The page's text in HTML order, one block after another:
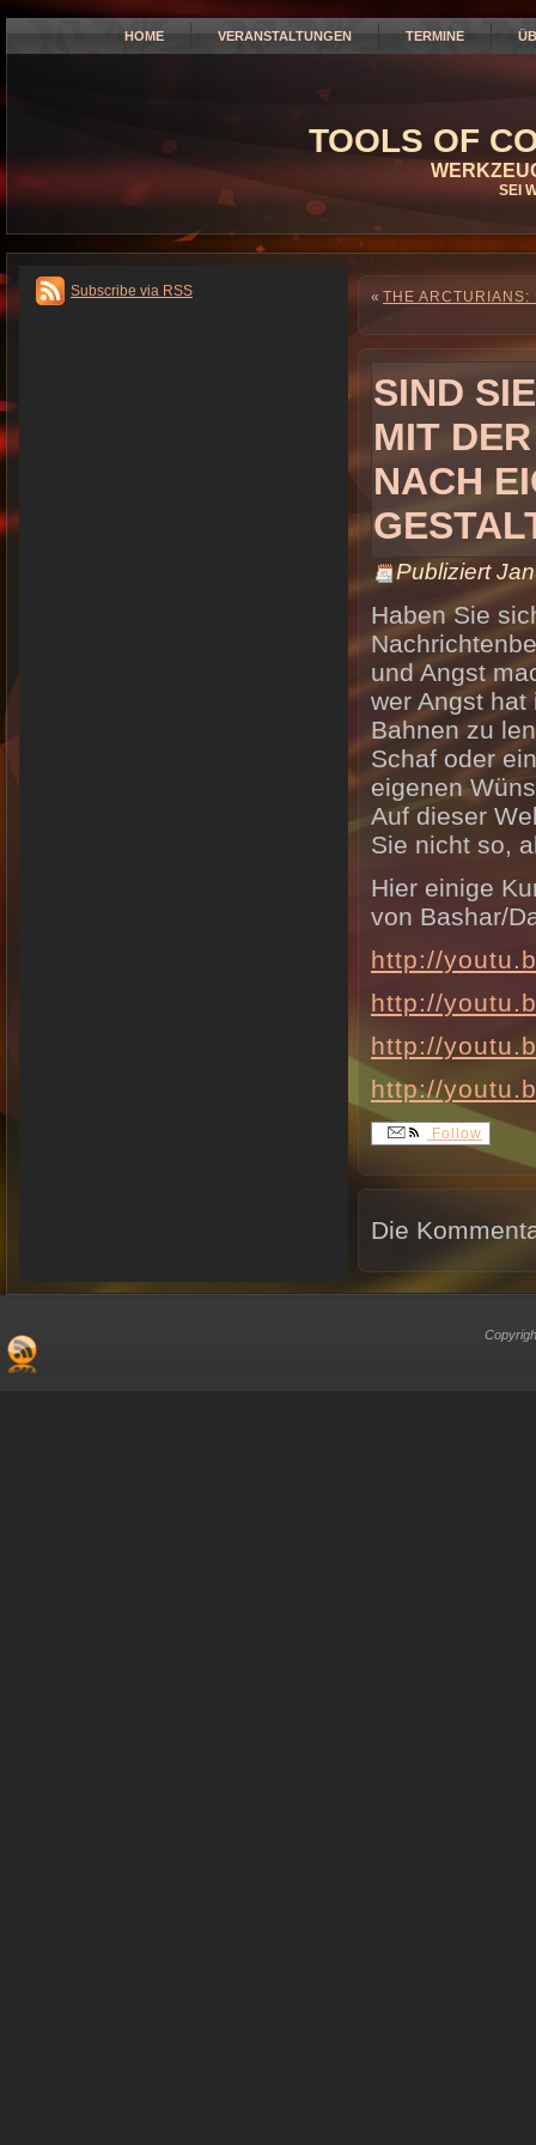
HOME VERANSTALTUNGEN TERMINE
TOOLS OF
SEI
Subscribe via RSS « THE ARCTURIANS:
SIND
MIT
NACH
Publiziert
Haben Sie
und Angst
wer Angst
Bahnen zu
Schaf oder
eigenen
Auf dieser
Sie nicht so,
Hier einige
von Bashar/
http://
http://
http://
http://
Follow
Die